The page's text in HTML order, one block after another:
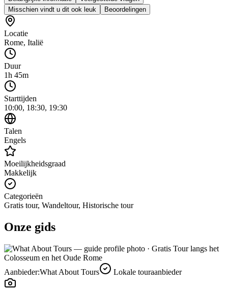
Misschien vindt u dit ook leuk
Beoordelingen
Locatie
Rome, Italië
Duur
1h 45m
Starttijden
10:00, 18:30, 19:30
Talen
Engels
Moeilijkheidsgraad
Makkelijk
Categorieën
Gratis tour, Wandeltour, Historische tour
Onze gids
Aanbieder:What About Tours Lokale touraanbieder